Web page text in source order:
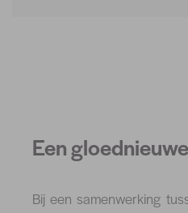
Een
Bij een samenwerking